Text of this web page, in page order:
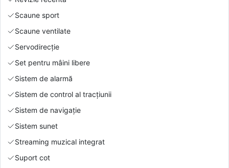
Scaune sport
Scaune ventilate
Servodirecție
Set pentru mâini libere
Sistem de alarmă
Sistem de control al tracțiunii
Sistem de navigație
Sistem sunet
Streaming muzical integrat
Suport cot